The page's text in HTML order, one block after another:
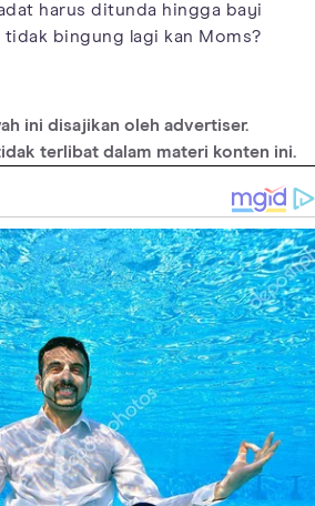
harus ditunda hingga bayi
tidak bingung lagi kan Moms?
ini disajikan oleh advertiser.
terlibat dalam materi konten ini.